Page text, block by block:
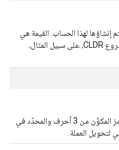
إنشاؤها لهذا الحساب. القيمة هي
رقم تعريف منطقة زمنية كما هو محدّد في مشروع CLDR، على سبيل المثال،
رمز عملة المقاييس المرتبطة بالأرباح، وهي الرمز المكوَّن من 3 أحرف والمحدّد في